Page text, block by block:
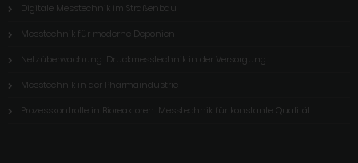
Digitale Messtechnik im Straßenbau
Messtechnik für moderne Deponien
Netzüberwachung: Druckmesstechnik in der Versorgung
Messtechnik in der Pharmaindustrie
Prozesskontrolle in Bioreaktoren: Messtechnik für konstante Qualität